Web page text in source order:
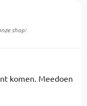
shop:
komen. Meedoen